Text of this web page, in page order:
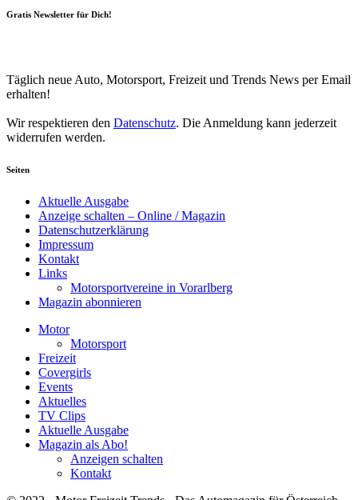
Gratis Newsletter für Dich!
Täglich neue Auto, Motorsport, Freizeit und Trends News per Email
erhalten!
Wir respektieren den Datenschutz. Die Anmeldung kann jederzeit
widerrufen werden.
Seiten
Aktuelle Ausgabe
Anzeige schalten – Online / Magazin
Datenschutzerklärung
Impressum
Kontakt
Links
Motorsportvereine in Vorarlberg
Magazin abonnieren
Motor
Motorsport
Freizeit
Covergirls
Events
Aktuelles
TV Clips
Aktuelle Ausgabe
Magazin als Abo!
Anzeigen schalten
Kontakt